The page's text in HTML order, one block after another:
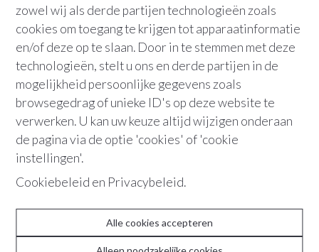
zowel wij als derde partijen technologieën zoals
cookies om toegang te krijgen tot apparaatinformatie
en/of deze op te slaan. Door in te stemmen met deze
technologieën, stelt u ons en derde partijen in de
mogelijkheid persoonlijke gegevens zoals
browsegedrag of unieke ID's op deze website te
verwerken. U kan uw keuze altijd wijzigen onderaan
de pagina via de optie 'cookies' of 'cookie
instellingen'.
Cookiebeleid en Privacybeleid.
Alle cookies accepteren
VERHUURD
2018 Antwerpen
Karel Oomsstraat8